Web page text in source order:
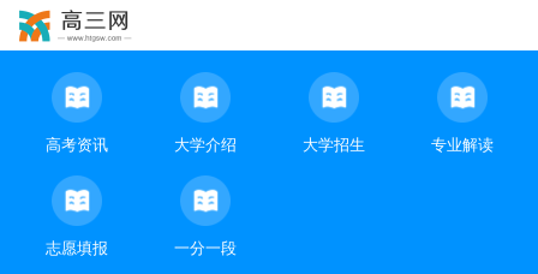
高考资讯 大学介绍 大学招生 专业解读
志愿填报 一分一段